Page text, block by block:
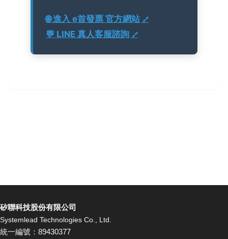
🌐 進入 e首發票 官方網站
💬 LINE 真人客服諮詢
矽聯科技股份有限公司
Systemlead Technologies Co., Ltd.
統一編號：89430377